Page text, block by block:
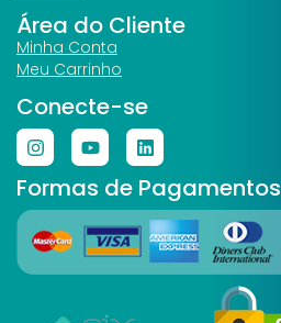
Área do Cliente
Minha Conta
Meu Carrinho
Conecte-se
Formas de Pagamentos